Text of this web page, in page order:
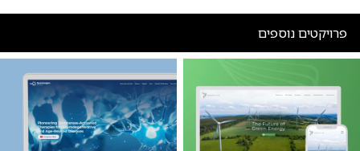
פרויקטים נוספים